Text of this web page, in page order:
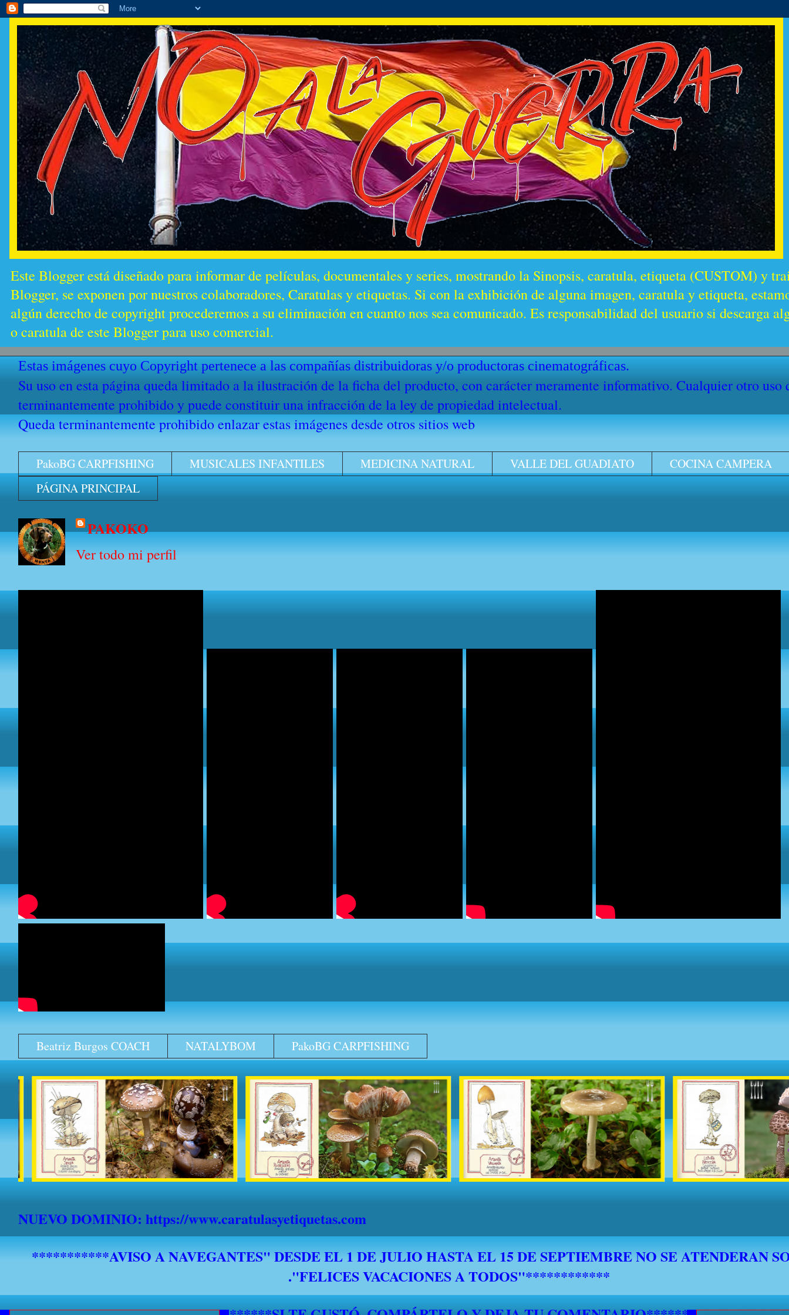
Este Blogger está diseñado para informar de películas, documentales y series, mostrando la Sinopsis, caratula, etiqueta (CUSTOM) y
Blogger, se exponen por nuestros colaboradores, Caratulas y etiquetas. Si con la exhibición de alguna imagen, caratula y etiqueta,
algún derecho de copyright procederemos a su eliminación en cuanto nos sea comunicado. Es responsabilidad del usuario si descarga
o caratula de este Blogger para uso comercial.
Estas imágenes cuyo Copyright pertenece a las compañías distribuidoras y/o productoras cinematográficas.
Su uso en esta página queda limitado a la ilustración de la ficha del producto, con carácter meramente informativo. Cualquier otro uso
terminantemente prohibido y puede constituir una infracción de la ley de propiedad intelectual.
Queda terminantemente prohibido enlazar estas imágenes desde otros sitios web
PakoBG CARPFISHING MUSICALES INFANTILES MEDICINA NATURAL VALLE DEL GUADIATO
COCINA CAMPERA
PÁGINA PRINCIPAL
PAKOKO
Ver todo mi perfil
Beatriz Burgos COACH NATALYBOM PakoBG CARPFISHING
NUEVO DOMINIO: https://www.caratulasyetiquetas.com